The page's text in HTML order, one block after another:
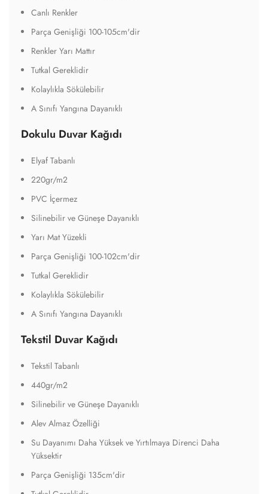
Canlı Renkler
Parça Genişliği 100-105cm'dir
Renkler Yarı Mattır
Tutkal Gereklidir
Kolaylıkla Sökülebilir
A Sınıfı Yangına Dayanıklı
Dokulu Duvar Kağıdı
Elyaf Tabanlı
220gr/m2
PVC İçermez
Silinebilir ve Güneşe Dayanıklı
Yarı Mat Yüzekli
Parça Genişliği 100-102cm'dir
Tutkal Gereklidir
Kolaylıkla Sökülebilir
A Sınıfı Yangına Dayanıklı
Tekstil Duvar Kağıdı
Tekstil Tabanlı
440gr/m2
Silinebilir ve Güneşe Dayanıklı
Alev Almaz Özelliği
Su Dayanımı Daha Yüksek ve Yırtılmaya Direnci Daha
Yüksektir
Parça Genişliği 135cm'dir